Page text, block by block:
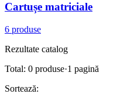
Cartușe matriciale
6 produse
Rezultate catalog
Total: 0 produse·1 pagină
Sortează: